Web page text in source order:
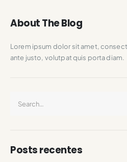
About The Blog
Lorem ipsum dolor sit amet,
ante justo, volutpat quis porta diam.
Posts recentes